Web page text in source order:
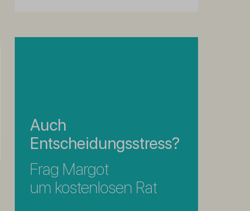
Auch
Entscheidungsstress?
Frag Margot
um kostenlosen Rat